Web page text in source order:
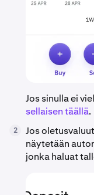
Jos sinulla ei
sellaisen täällä.
2
Jos
näytetään
jonka haluat